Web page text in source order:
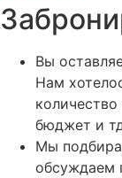
Вы
Нам
бюджет и
Мы
обсуждаем